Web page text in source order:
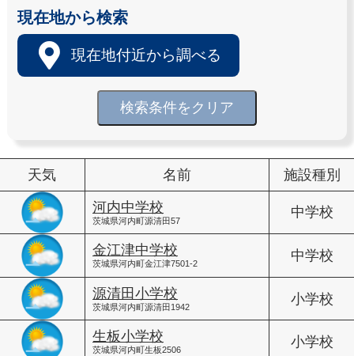
現在地から検索
現在地付近から調べる
検索条件をクリア
天気 名前 施設種別
河内中学校
茨城県河内町源清田57
中学校
金江津中学校
茨城県河内町金江津7501-2
中学校
源清田小学校
茨城県河内町源清田1942
小学校
生板小学校
茨城県河内町生板2506
小学校